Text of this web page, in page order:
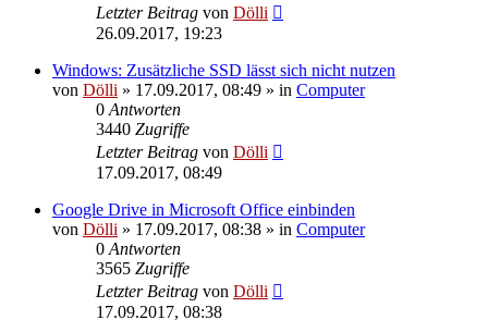
Letzter Beitrag von Dölli
26.09.2017, 19:23
Windows: Zusätzliche SSD lässt sich nicht nutzen
von Dölli » 17.09.2017, 08:49 » in Computer
0 Antworten
3440 Zugriffe
Letzter Beitrag von Dölli
17.09.2017, 08:49
Google Drive in Microsoft Office einbinden
von Dölli » 17.09.2017, 08:38 » in Computer
0 Antworten
3565 Zugriffe
Letzter Beitrag von Dölli
17.09.2017, 08:38